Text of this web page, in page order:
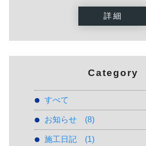
詳細
Category
すべて
お知らせ (8)
施工日記 (1)